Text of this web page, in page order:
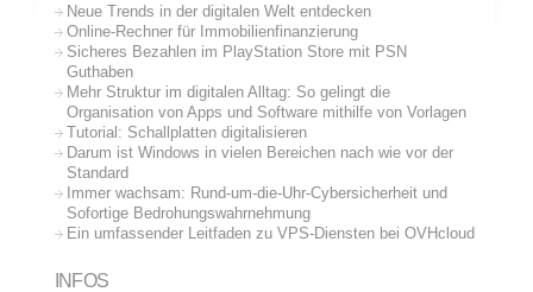
Neue Trends in der digitalen Welt entdecken
Online-Rechner für Immobilienfinanzierung
Sicheres Bezahlen im PlayStation Store mit PSN
Guthaben
Mehr Struktur im digitalen Alltag: So gelingt die
Organisation von Apps und Software mithilfe von Vorlagen
Tutorial: Schallplatten digitalisieren
Darum ist Windows in vielen Bereichen nach wie vor der
Standard
Immer wachsam: Rund-um-die-Uhr-Cybersicherheit und
Sofortige Bedrohungswahrnehmung
Ein umfassender Leitfaden zu VPS-Diensten bei OVHcloud
INFOS